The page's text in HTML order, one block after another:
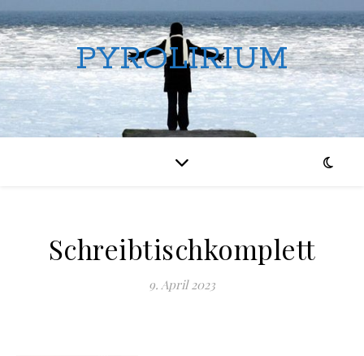
PYROLIRIUM
Schreibtischkomplett
9. April 2023